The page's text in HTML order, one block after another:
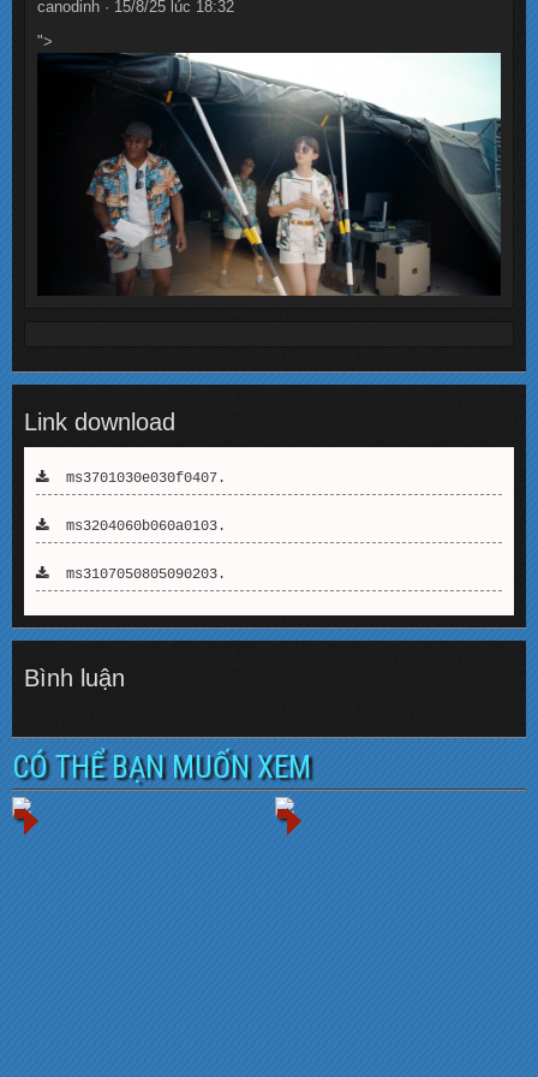
canodinh · 15/8/25 lúc 18:32
">
Link download
ms3701030e030f0407.
ms3204060b060a0103.
ms3107050805090203.
Bình luận
CÓ THỂ BẠN MUỐN XEM